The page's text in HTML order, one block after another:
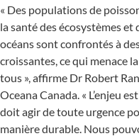
« Des populations de
la santé des écosystèmes
océans sont confrontés à
croissantes, ce qui menace
tous », affirme Dr Robert
Oceana Canada. « L’enjeu
doit agir de toute urgence
manière durable. Nous